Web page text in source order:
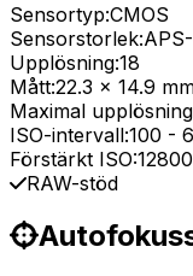
Sensortyp:CMOS
Sensorstorlek:
Upplösning:18
Mått:22.3 x 14.9
Maximal
ISO-intervall:100 -
Förstärkt ISO:12800
RAW-stöd